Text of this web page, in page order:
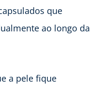
que
ao longo da
a pele fique